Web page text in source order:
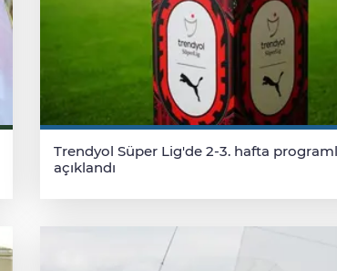
Trendyol Süper Lig'de 2-3. hafta
açıklandı